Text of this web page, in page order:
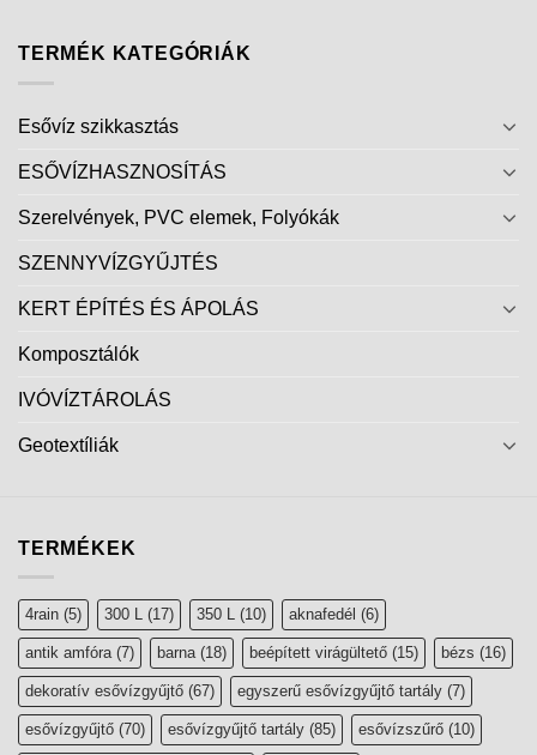
TERMÉK KATEGÓRIÁK
Esővíz szikkasztás
ESŐVÍZHASZNOSÍTÁS
Szerelvények, PVC elemek, Folyókák
SZENNYVÍZGYŰJTÉS
KERT ÉPÍTÉS ÉS ÁPOLÁS
Komposztálók
IVÓVÍZTÁROLÁS
Geotextíliák
TERMÉKEK
4rain (5) 300 L (17) 350 L (10) aknafedél (6)
antik amfóra(7) barna(18) beépített virágültető (15) bézs (16)
dekoratív esővízgyűjtő (67) egyszerű esővízgyűjtő tartály (7)
esővízgyűjtő (70) esővízgyűjtő tartály (85) esővízszűrő (10)